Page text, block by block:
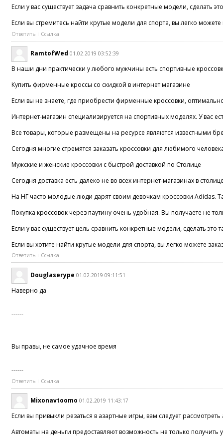
Если у вас существует задача сравнить конкретные модели,
Если вы стремитесь найти крутые модели для спорта, вы легко
Ответить Ссылка
RamtofWed 01.02.2019 03:52:39
В наши дни практически у любого мужчины есть спортивные
Купить фирменные кроссы со скидкой в интернет магазине
Если вы не знаете, где приобрести фирменные кроссовки,
Интернет-магазин специализируется на спортивных моделях. У вас
Все товары, которые размещены на ресурсе являются известными
Сегодня многие стремятся заказать кроссовки для любимого
Мужские и женские кроссовки с быстрой доставкой по Столице
Сегодня доставка есть далеко не во всех интернет-магазинах в
На НГ часто молодые люди дарят своим девочкам кроссовки Adidas.
Покупка кроссовок через паутину очень удобная. Вы получаете не
Если у вас существует цель сравнить конкретные модели, сделать
Если вы хотите найти крутые модели для спорта, вы легко можете
Ответить Ссылка
Douglaserype 01.02.2019 09:11:51
Наверно да
------
Вы правы, не самое удачное время
------
Ответить Ссылка
Mixonavtoomo 01.02.2019 11:43:17
Если вы привыкли резаться в азартные игры, вам следует
Автоматы на деньги предоставляют возможность не только